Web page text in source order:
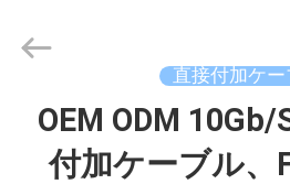
Technology
Co.,Ltd.
Developed
直接付加ケ
OEM ODM
付加ケーブル、